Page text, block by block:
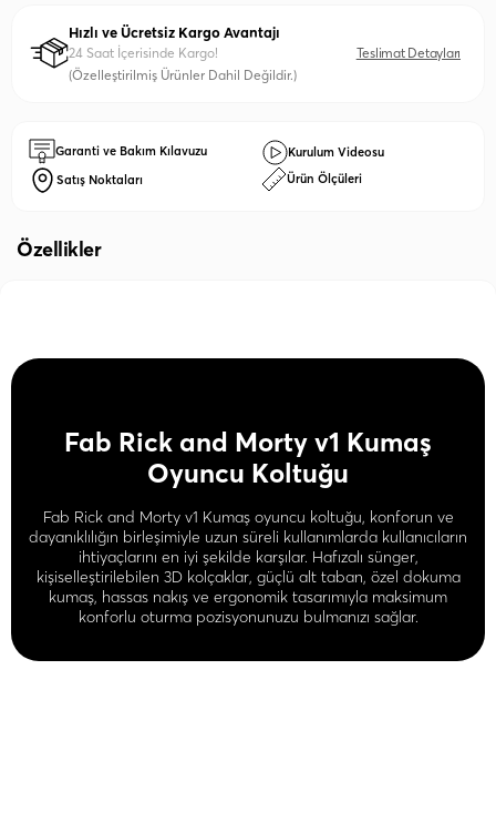
Hızlı ve Ücretsiz Kargo Avantajı
24 Saat İçerisinde Kargo!
(Özelleştirilmiş Ürünler Dahil Değildir.)
Teslimat Detayları
Garanti ve Bakım Kılavuzu
Kurulum Videosu
Satış Noktaları
Ürün Ölçüleri
Özellikler
Fab Rick and Morty v1 Kumaş
Oyuncu Koltuğu
Fab Rick and Morty v1 Kumaş oyuncu koltuğu, konforun ve
dayanıklılığın birleşimiyle uzun süreli kullanımlarda kullanıcıların
ihtiyaçlarını en iyi şekilde karşılar. Hafızalı sünger,
kişiselleştirilebilen 3D kolçaklar, güçlü alt taban, özel dokuma
kumaş, hassas nakış ve ergonomik tasarımıyla maksimum
konforlu oturma pozisyonunuzu bulmanızı sağlar.